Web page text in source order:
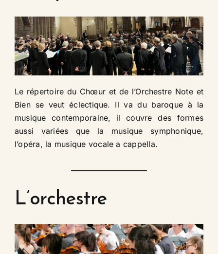
Le répertoire du Chœur et de l’Orchestre Note et
Bien se veut éclectique. Il va du baroque à la
musique contemporaine, il couvre des formes
aussi variées que la musique symphonique,
l’opéra, la musique vocale a cappella.​
L’orchestre​